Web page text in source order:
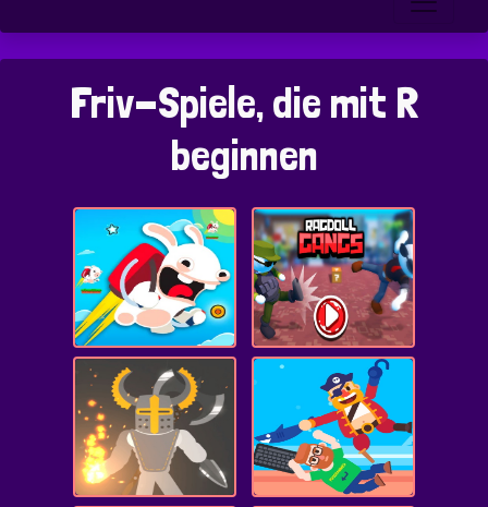
Friv-Spiele, die mit R
beginnen